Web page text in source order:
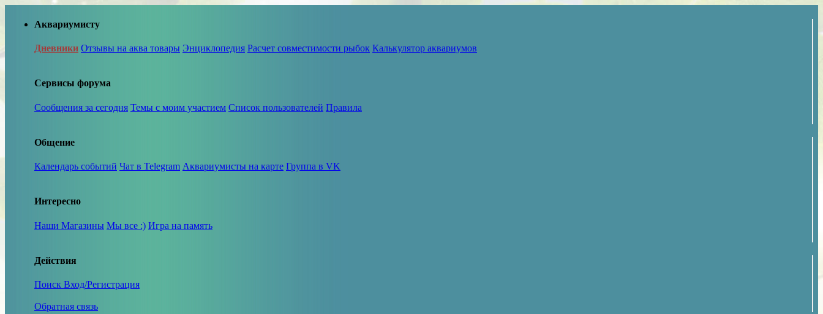
Аквариумисту
Дневники Отзывы на аква товары Энциклопедия Расчет совместимости рыбок Калькулятор аквариумов
Сервисы форума
Сообщения за сегодня Темы с моим участием Список пользователей Правила
Общение
Календарь событий Чат в Telegram Аквариумисты на карте Группа в VK
Интересно
Наши Магазины Мы все :) Игра на память
Действия
Поиск Вход/Регистрация
Обратная связь